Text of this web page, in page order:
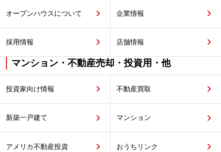
オープンハウスについて 企業情報
採用情報 店舗情報
マンション・不動産売却・投資用・他
投資家向け情報 不動産買取
新築一戸建て マンション
アメリカ不動産投資 おうちリンク